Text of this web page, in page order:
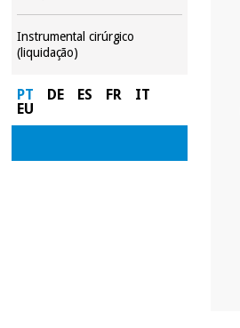
Instrumental cirúrgico
(liquidação)
PT DE ES FR
IT
EU